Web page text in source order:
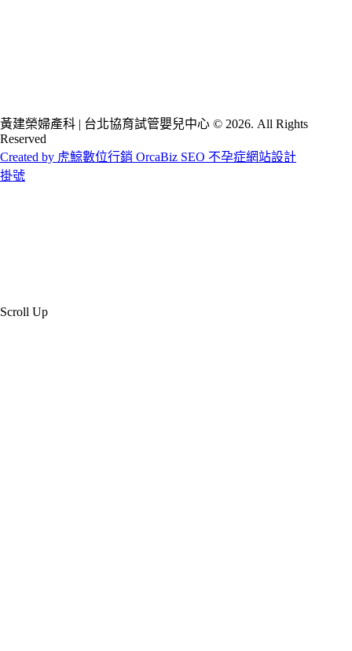
黃建榮婦產科 | 台北協育試管嬰兒中心 © 2026. All Rights
Reserved
Created by 虎鯨數位行銷 OrcaBiz SEO 不孕症網站設計
掛號
Scroll Up